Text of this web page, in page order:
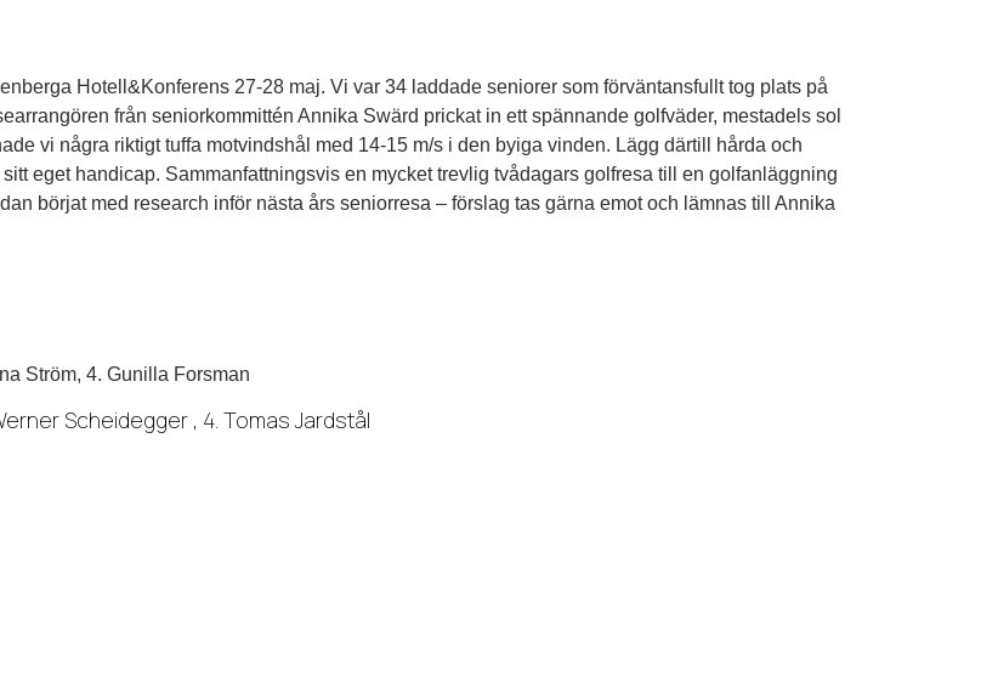
Hotell&Konferens 27-28 maj. Vi var 34 laddade seniorer som förväntansfullt tog plats på
från seniorkommittén Annika Swärd prickat in ett spännande golfväder, mestadels sol
vi några riktigt tuffa motvindshål med 14-15 m/s i den byiga vinden. Lägg därtill hårda och
eget handicap. Sammanfattningsvis en mycket trevlig tvådagars golfresa till en golfanläggning
börjat med research inför nästa års seniorresa – förslag tas gärna emot och lämnas till Annika
Ström, 4. Gunilla Forsman
Scheidegger , 4. Tomas Jardstål